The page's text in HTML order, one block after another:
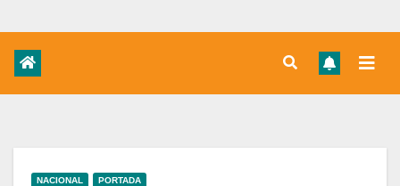
NACIONAL PORTADA